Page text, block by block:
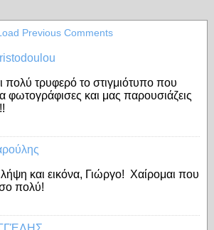
Previous Comments
πολύ τρυφερό το στιγμιότυπο που
φωτογράφισες και μας παρουσιάζεις
και εικόνα, Γιώργο! Χαίρομαι που
πολύ!